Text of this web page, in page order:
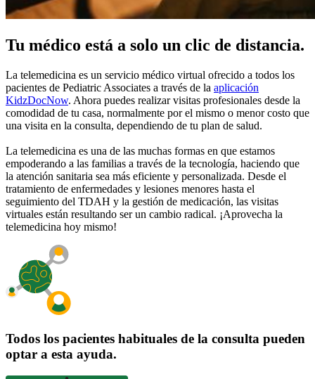
Tu médico está a solo un clic de distancia.
La telemedicina es un servicio médico virtual ofrecido a todos los
pacientes de Pediatric Associates a través de la aplicación
KidzDocNow. Ahora puedes realizar visitas profesionales desde la
comodidad de tu casa, normalmente por el mismo o menor costo que
una visita en la consulta, dependiendo de tu plan de salud.
La telemedicina es una de las muchas formas en que estamos
empoderando a las familias a través de la tecnología, haciendo que
la atención sanitaria sea más eficiente y personalizada. Desde el
tratamiento de enfermedades y lesiones menores hasta el
seguimiento del TDAH y la gestión de medicación, las visitas
virtuales están resultando ser un cambio radical. ¡Aprovecha la
telemedicina hoy mismo!
Todos los pacientes habituales de la consulta pueden
optar a esta ayuda.